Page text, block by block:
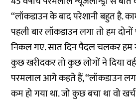
‘‘लॉकडाउन के बाद परेशानी बहुत है.
पहली बार लॉकडाउन लगा तो हम
निकल गए. सात दिन पैदल चलकर हम
कुछ खरीदकर तो कुछ लोगों ने दिया
परमलाल आगे कहते हैं, ‘‘लॉकडाउन
कम हो गया था. जो कुछ बचा था वो